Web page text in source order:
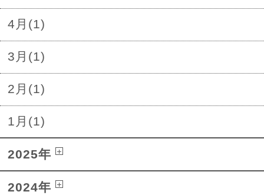
4月(1)
3月(1)
2月(1)
1月(1)
2025年
2024年